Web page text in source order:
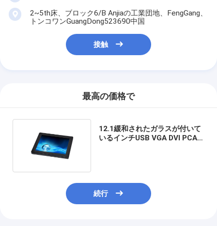
2~5th床、ブロック6/B Anjiaの工業団地、FengGang、
トンコワンGuangDong523690中国
接触
最高の価格で
12.1緩和されたガラスが付いて
いるインチUSB VGA DVI PCAP
続行